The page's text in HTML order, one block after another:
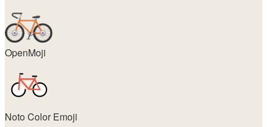
OpenMoji
Noto Color Emoji